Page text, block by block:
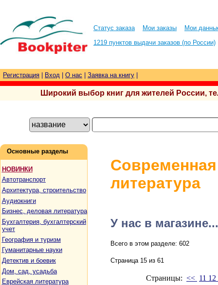
Статус заказа Мои заказы
Мои
1219 пунктов выдачи заказов (по России)
Регистрация Вход О нас Заявка на книгу
Широкий выбор книг для жителей России,
Основные разделы
НОВИНКИ
Автотранспорт
Архитектура, строительство
Аудиокниги
Бизнес, деловая литература
Бухгалтерия, бухгалтерский
учет
География и туризм
Гуманитарные науки
Детектив и боевик
Дом, сад, усадьба
Еврейская литература
Современная
литература
У нас в магазине...
Всего в этом разделе: 602
Страница 15 из 61
Страницы: << 11 12